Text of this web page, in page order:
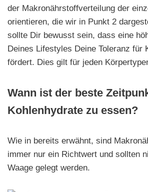
der Makronährstoffverteilung der
orientieren, die wir in Punkt 2
sollte Dir bewusst sein, dass eine
Deines Lifestyles Deine Toleranz für
fördert. Dies gilt für jeden
Wann ist der beste
Kohlenhydrate zu essen?
Wie in bereits erwähnt, sind
immer nur ein Richtwert und sollten
Waage gelegt werden.